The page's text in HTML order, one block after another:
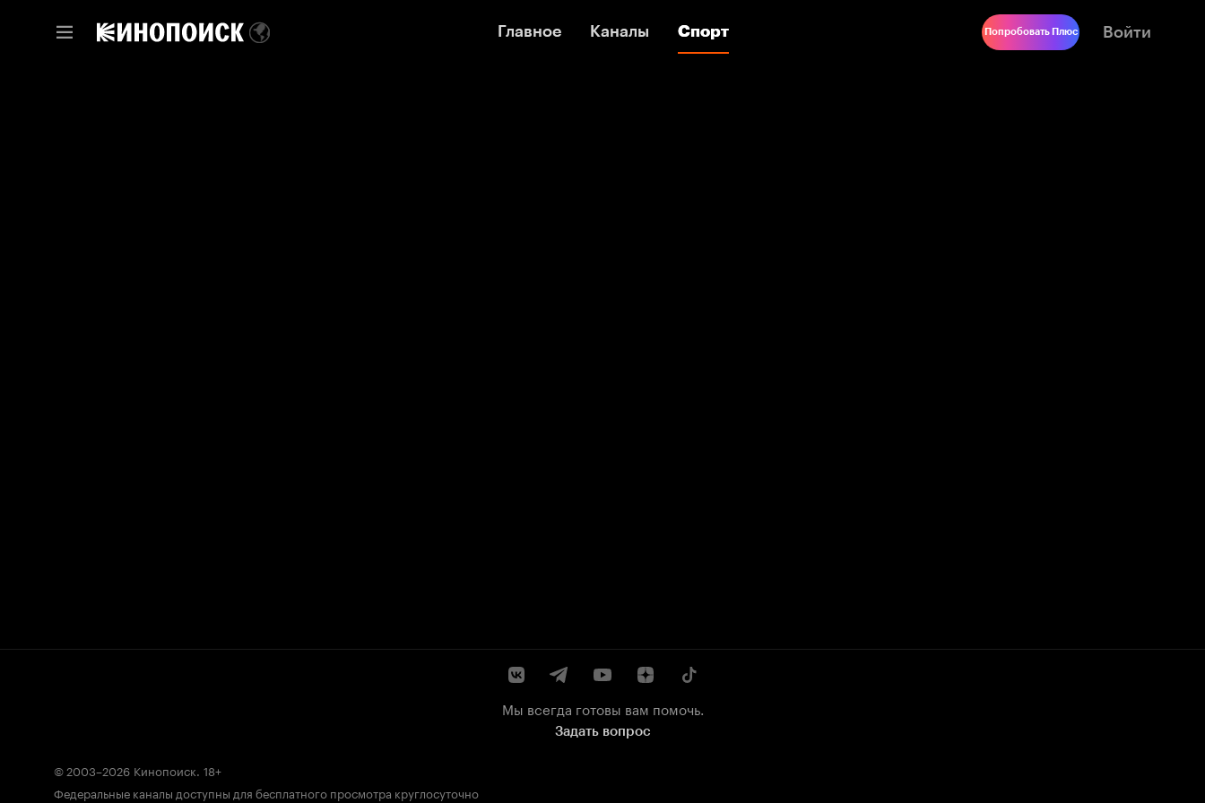
Главное Каналы Спорт
Главное Каналы Спорт Попробовать Плюс Войти
Мы всегда готовы вам помочь.
Задать вопрос
© 2003–2026 Кинопоиск. 18+
Федеральные каналы доступны для бесплатного просмотра круглосуточно